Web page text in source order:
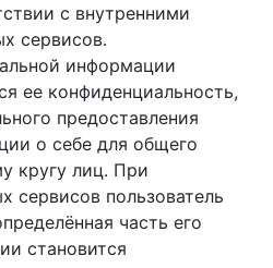
с внутренними
сервисов.
информации
ее конфиденциальность,
предоставления
о себе для общего
кругу лиц. При
сервисов пользователь
часть его
становится